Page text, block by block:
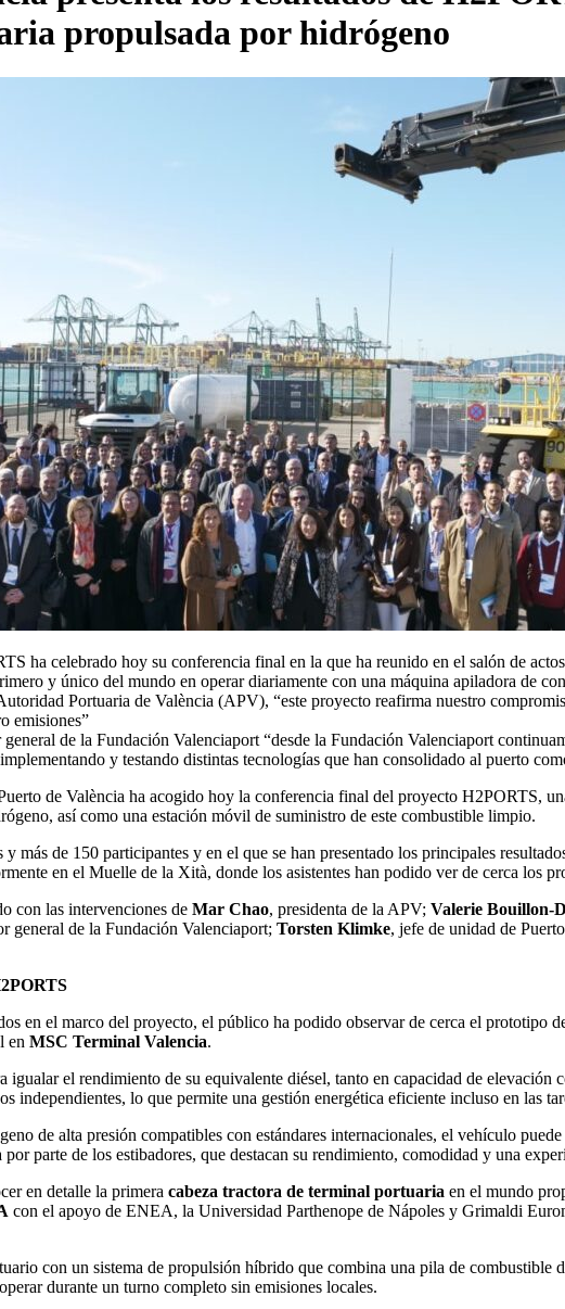
propulsada por hidrógeno
ha celebrado hoy su conferencia final en la que ha reunido en el salón de
y único del mundo en operar diariamente con una máquina apiladora de
Portuaria de València (APV), “este proyecto reafirma nuestro
emisiones”
de la Fundación Valenciaport “desde la Fundación Valenciaport
y testando distintas tecnologías que han consolidado al puerto
de València ha acogido hoy la conferencia final del proyecto H2PORTS,
así como una estación móvil de suministro de este combustible limpio.
más de 150 participantes y en el que se han presentado los principales
en el Muelle de la Xità, donde los asistentes han podido ver de cerca los
con las intervenciones de Mar Chao, presidenta de la APV; Valerie Bouillon-
general de la Fundación Valenciaport; Torsten Klimke, jefe de unidad de
en el marco del proyecto, el público ha podido observar de cerca el prototipo
en MSC Terminal Valencia.
igualar el rendimiento de su equivalente diésel, tanto en capacidad de
independientes, lo que permite una gestión energética eficiente incluso en las
de alta presión compatibles con estándares internacionales, el vehículo
parte de los estibadores, que destacan su rendimiento, comodidad y una
en detalle la primera cabeza tractora de terminal portuaria en el mundo
con el apoyo de ENEA, la Universidad Parthenope de Nápoles y Grimaldi
con un sistema de propulsión híbrido que combina una pila de combustible
durante un turno completo sin emisiones locales.